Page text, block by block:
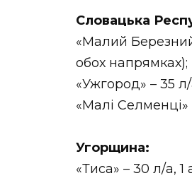
Словацька
«Малий
обох напрямках);
«Ужгород» – 35
«Малі
Угорщина:
«Тиса» – 30 л/а, 1